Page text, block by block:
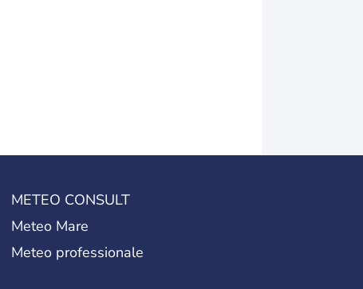
METEO CONSULT
Meteo Mare
Meteo professionale